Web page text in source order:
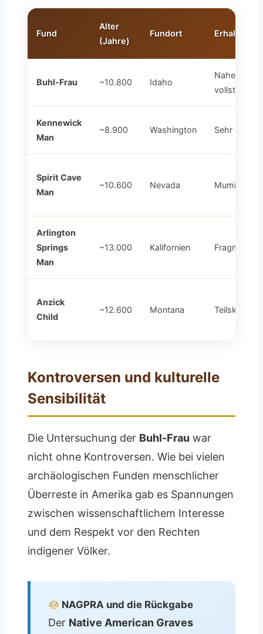
Fund
Alter
(Jahre)
Fundort Erhaltung
Buhl-Frau ~10.800 Idaho
Nahezu
vollständig
Kennewick
Man
~8.900 Washington Sehr gut
Spirit Cave
Man
~10.600 Nevada Mumifiziert
Arlington
Springs
Man
~13.000 Kalifornien
Anzick
Child
~12.600 Montana Teilskelett
Kontroversen und kulturelle
Sensibilität
Die Untersuchung der Buhl-Frau war
nicht ohne Kontroversen. Wie bei vielen
archäologischen Funden menschlicher
Überreste in Amerika gab es Spannungen
zwischen wissenschaftlichem Interesse
und dem Respekt vor den Rechten
indigener Völker.
NAGPRA und die Rückgabe
Der Native American Graves